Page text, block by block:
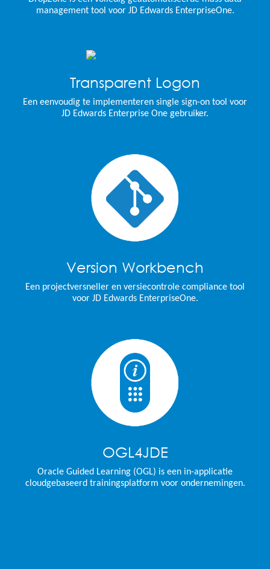
management tool voor JD Edwards EnterpriseOne.
Transparent Logon
Een eenvoudig te implementeren single sign-on tool voor
JD Edwards Enterprise One gebruiker.
Version Workbench
Een projectversneller en versiecontrole compliance tool
voor JD Edwards EnterpriseOne.
OGL4JDE
Oracle Guided Learning (OGL) is een in-applicatie
cloudgebaseerd trainingsplatform voor ondernemingen.